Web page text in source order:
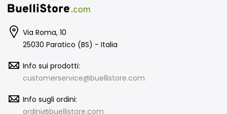
Via Roma, 10
25030 Paratico (BS) - Italia
Info sui prodotti:
customerservice@buellistore.com
Info sugli ordini:
ordini@buellistore.com